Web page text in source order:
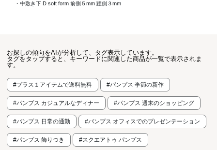
・中敷き下 D soft form 前側５mm 踵側３mm
お探しの傾向をAIが分析して、タグ表示しています。
タグをタップすると、キーワードに関連した商品が一覧で表示されま
す。
#プラス１アイテムで送料無料 #パンプス 季節の新作
#パンプス カジュアルなディナー #パンプス 週末のショッピング
#パンプス 日常の通勤 #パンプス オフィスでのプレゼンテーション
#パンプス 飾りつき #スクエアトゥ パンプス